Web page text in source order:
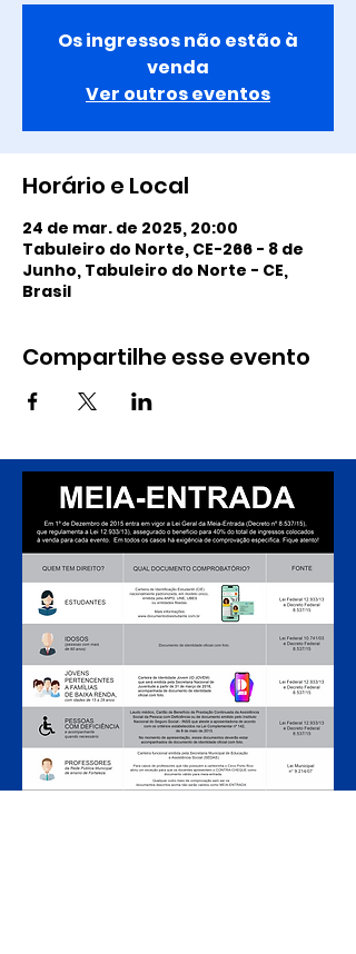
Os ingressos não estão à
venda
Ver outros eventos
Horário e Local
24 de mar. de 2025, 20:00
Tabuleiro do Norte, CE-266 - 8 de
Junho, Tabuleiro do Norte - CE,
Brasil
Compartilhe esse evento